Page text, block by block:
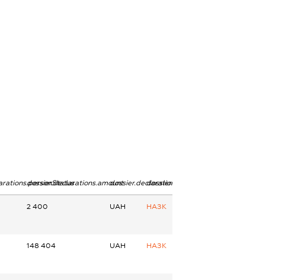
dossier.declarations.amountdossier.declarations.currency
dossier.declarations.source
2 400 UAH НАЗК
148 404 UAH НАЗК